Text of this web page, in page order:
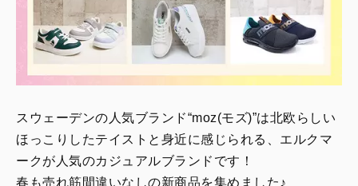
スウェーデンの人気ブランド“moz(モズ)”は北欧らしい
ほっこりしたテイストと身近に感じられる、エルクマ
ークが人気のカジュアルブランドです！
春も売れ筋間違いなしの新商品を集めました♪